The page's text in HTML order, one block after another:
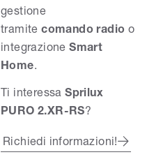
gestione
tramitecomando radio o
integrazioneSmart
Home.
Ti interessaSprilux
PURO 2.XR-RS?
Richiedi informazioni!